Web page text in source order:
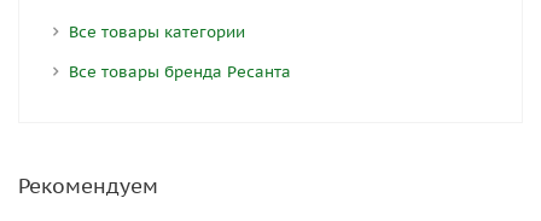
Все товары категории
Все товары бренда Ресанта
Рекомендуем